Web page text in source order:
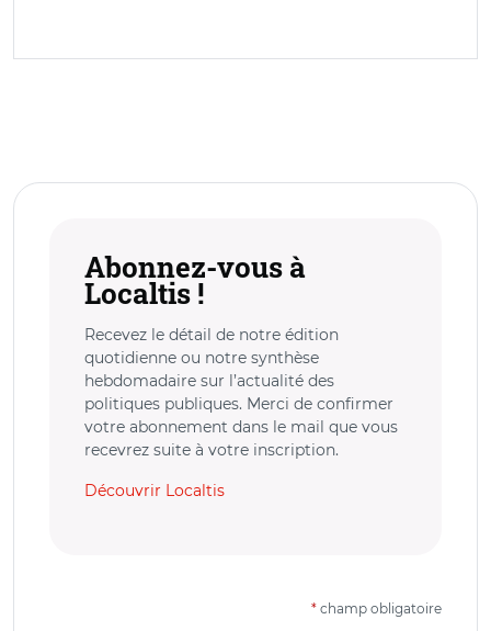
Abonnez-vous à
Localtis !
Recevez le détail de notre édition
quotidienne ou notre synthèse
hebdomadaire sur l’actualité des
politiques publiques. Merci de confirmer
votre abonnement dans le mail que vous
recevrez suite à votre inscription.
Découvrir Localtis
* champ obligatoire